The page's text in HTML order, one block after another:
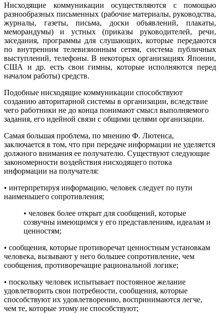
Нисходящие коммуникации осуществляются с помощью
разнообразных письменных (рабочие материалы, руководства,
журналы, газеты, письма, доски объявлений, плакаты,
меморандумы) и устных (приказы руководителей, речи,
заседания, программы для слушающих, которые передаются
по внутренним телевизионным сетям, система публичных
выступлений, телефоны. В некоторых организациях Японии,
США и др. есть свои гимны, которые исполняются перед
началом работы) средств.
Подобные нисходящие коммуникации способствуют
созданию авторитарной системы в организации, вследствие
чего работники не до конца понимают смысл выполняемого
задания, его идейной связи с общими целями организации.
Самая большая проблема, по мнению Ф. Лютенса,
заключается в том, что при передаче информации не уделяется
должного внимания ее получателю. Существуют следующие
закономерности воздействия нисходящего потока
информации на получателя:
• интерпретируя информацию, человек следует по пути
наименьшего сопротивления;
• человек более открыт для сообщений, которые
созвучны имеющимся у его представлениям, идеалам и
ценностям;
• сообщения, которые противоречат ценностным установкам
человека, вызывают у него большее сопротивление, чем
сообщения, противоречащие рациональной логике;
• поскольку человек испытывает постоянное желание
удовлетворить свои потребности, сообщения, которые
способствуют их удовлетворению, воспринимаются легче,
чем те, которые этому не способствуют;